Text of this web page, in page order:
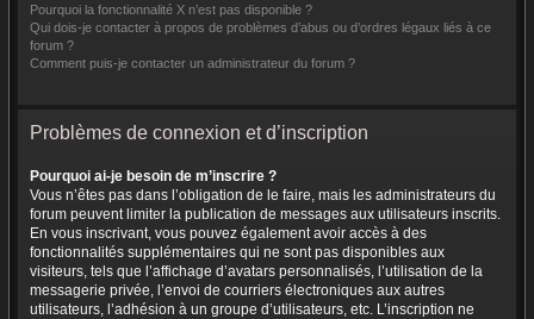
Pourquoi la fonctionnalité X n’est pas disponible ?
Qui dois-je contacter à propos de problèmes d’abus ou d’ordres légaux liés à ce
forum ?
Comment puis-je contacter un administrateur du forum ?
Problèmes de connexion et d’inscription
Pourquoi ai-je besoin de m’inscrire ?
Vous n’êtes pas dans l’obligation de le faire, mais les administrateurs du
forum peuvent limiter la publication de messages aux utilisateurs inscrits.
En vous inscrivant, vous pouvez également avoir accès à des
fonctionnalités supplémentaires qui ne sont pas disponibles aux
visiteurs, tels que l’affichage d’avatars personnalisés, l’utilisation de la
messagerie privée, l’envoi de courriers électroniques aux autres
utilisateurs, l’adhésion à un groupe d’utilisateurs, etc. L’inscription ne